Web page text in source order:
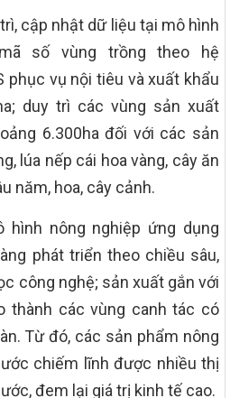
cập nhật dữ liệu tại mô hình
số vùng trồng theo hệ
phục vụ nội tiêu và xuất khẩu
duy trì các vùng sản xuất
6.300ha đối với các sản
lúa nếp cái hoa vàng, cây ăn
năm, hoa, cây cảnh.
hình nông nghiệp ứng dụng
phát triển theo chiều sâu,
công nghệ; sản xuất gắn với
thành các vùng canh tác có
Từ đó, các sản phẩm nông
chiếm lĩnh được nhiều thị
đem lại giá trị kinh tế cao.